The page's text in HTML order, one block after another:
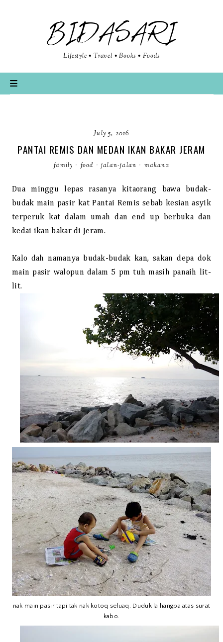
BIDASARI
Lifestyle • Travel • Books • Foods
July 5, 2016
PANTAI REMIS DAN MEDAN IKAN BAKAR JERAM
family · food · jalan-jalan · makan2
Dua minggu lepas rasanya kitaorang bawa budak-
budak main pasir kat Pantai Remis sebab kesian asyik
terperuk kat dalam umah dan end up berbuka dan
kedai ikan bakar di Jeram.
Kalo dah namanya budak-budak kan, sakan depa dok
main pasir walopun dalam 5 pm tuh masih panaih lit-
lit.
nak main pasir tapi tak nak kotoq seluaq. Duduk la hangpa atas surat
kabo.